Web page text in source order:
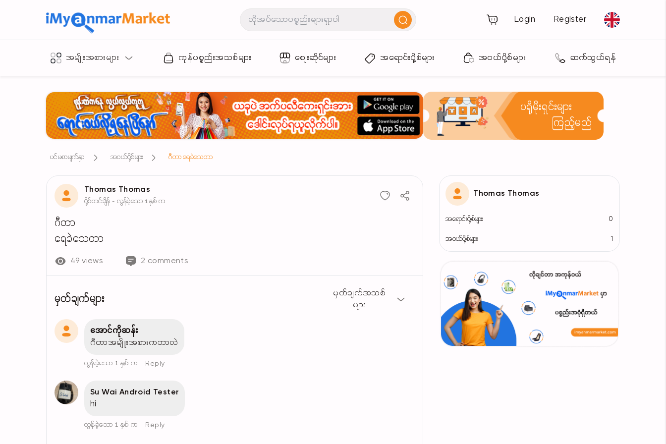
Login Register
အမျိုးအစားများ ကုန်ပစ္စည်းအသစ်များ စျေးဆိုင်များ အရောင်းပို့စ်များ အဝယ်ပို့စ်များ ဆက်သွယ်ရန်
ပရိုမိုးရှင်းများ
ကြည့်မည်
ပင်မစာမျက်နှာ အဝယ်ပို့စ်များ ဂီတာ ရေခဲသေတာ
Thomas Thomas
ပို့စ်တင်ချိန် - လွန်ခဲ့သော 1 နှစ် က
ဂီတာ
ရေခဲသေတာ
49 views 2 comments
မှတ်ချက်များ
မှတ်ချက်အသစ်
များ
အောင်ကိုဆန်း
ဂီတာအမျိူးအစားကဘာလဲ
လွန်ခဲ့သော 1 နှစ် က Reply
Su Wai Android Tester
hi
လွန်ခဲ့သော 1 နှစ် က Reply
Thomas Thomas
အရောင်းပို့စ်များ 0
အဝယ်ပို့စ်များ 1